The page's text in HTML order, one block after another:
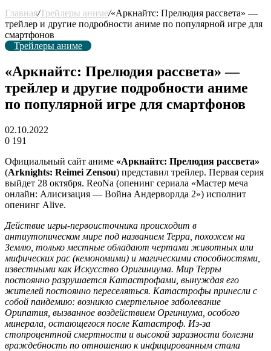
Главная/Трейлеры аниме/«Аркнайтс: Прелюдия рассвета» —
трейлер и другие подробности аниме по популярной игре для
смартфонов
Трейлеры аниме
«Аркнайтс: Прелюдия рассвета» —
трейлер и другие подробности аниме
по популярной игре для смартфонов
02.10.2022
0 191
Официальный сайт аниме «Аркнайтс: Прелюдия рассвета»
(Arknights: Reimei Zensou) представил трейлер. Первая серия
выйдет 28 октября. ReoNa (опенинг сериала «Мастер меча
онлайн: Алисизация — Война Андерворлда 2») исполнит
опенинг Alive.
Действие игры-первоисточника происходит в
антиутопическом мире под названием Терра, похожем на
Землю, только местные обладают чертами животных или
мифических рас (кемономими) и магическими способностями,
известными как Искусство Оригиниума. Мир Терры
постоянно разрушается Катастрофами, вынуждая его
жителей постоянно переселяться. Катастрофы принесли с
собой пандемию: возникло смертельное заболевание
Орипатия, вызванное воздействием Оргиниума, особого
минерала, остающегося после Катастроф. Из-за
стопроцентной смертности и высокой заразности болезни
враждебность по отношению к инфицированным стала